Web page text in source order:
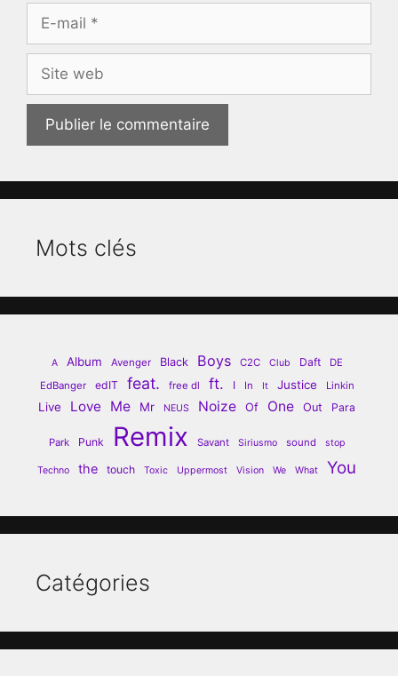
mail
web
Mots clés
A Album Avenger Black Boys C2C Club Daft
DE
EdBanger
edIT feat. free dl ft. I In It Justice Linkin
Live Love Me Mr NEUS Noize Of One Out Para
Park Punk Remix Savant Siriusmo sound stop
Techno the touch Toxic Uppermost Vision We What You
Catégories